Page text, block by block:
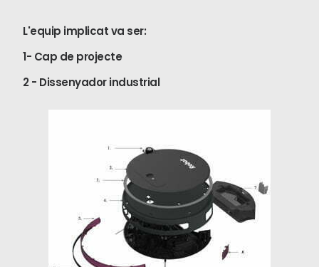
L'equip implicat va ser:
1- Cap de projecte
2 - Dissenyador industrial